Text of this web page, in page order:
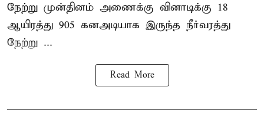
நேற்று முன்தினம் அணைக்கு வினாடிக்கு 18
ஆயிரத்து 905 கனஅடியாக இருந்த நீர்வரத்து
நேற்று ...
Read More